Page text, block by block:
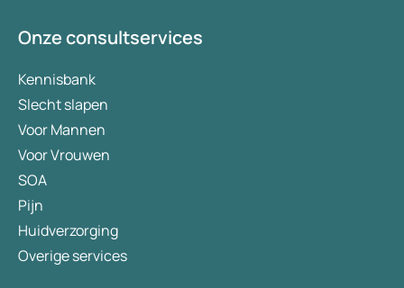
Onze consultservices
Kennisbank
Slecht slapen
Voor Mannen
Voor Vrouwen
SOA
Pijn
Huidverzorging
Overige services